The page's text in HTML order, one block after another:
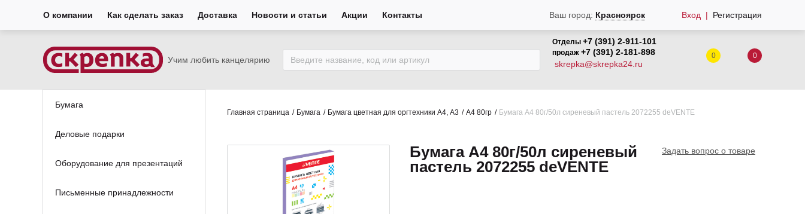
О компании Как сделать заказ Доставка Новости и статьи Акции Контакты Ваш город: Красноярск Вход Регистрация
Учим любить канцелярию
Отделы +7 (391) 2-911-101
продаж +7 (391) 2-181-898
skrepka@skrepka24.ru
0 0
Бумага
Деловые подарки
Оборудование для презентаций
Письменные принадлежности
Главная страница Бумага Бумага цветная для оргтехники А4, А3 А4 80гр Бумага А4 80г/50л сиреневый пастель 2072255 deVENTE
Бумага А4 80г/50л сиреневый
пастель 2072255 deVENTE
Задать вопрос о товаре